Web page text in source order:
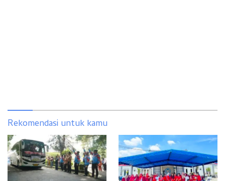
Rekomendasi untuk kamu